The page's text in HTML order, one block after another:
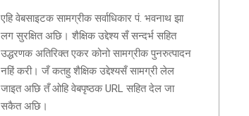
एहि वेबसाइटक सामग्रीक सर्वाधिकार पं. भवनाथ झा
लग सुरक्षित अछि। शैक्षिक उद्देश्य सँ सन्दर्भ सहित
उद्धरणक अतिरिक्त एकर कोनो सामग्रीक पुनरुत्पादन
नहिं करी। जँ कतहु शैक्षिक उद्देश्यसँ सामग्री लेल
जाइत अछि तँ ओहि वेबपृष्ठक URL सहित देल जा
सकैत अछि।